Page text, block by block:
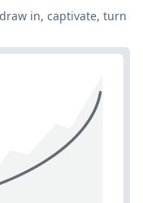
in, captivate, turn